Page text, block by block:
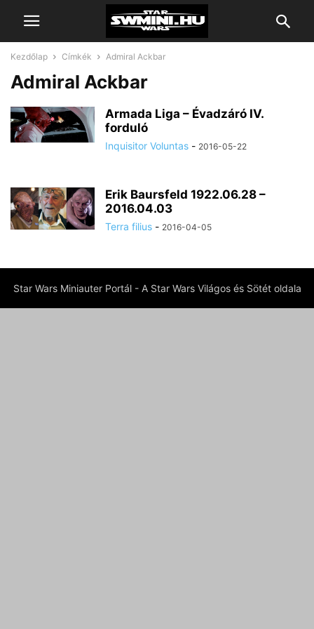
Kezdőlap Címkék Admiral Ackbar
Admiral Ackbar
Armada Liga – Évadzáró IV.
forduló
Inquisitor Voluntas - 2016-05-22
Erik Baursfeld 1922.06.28 –
2016.04.03
Terra filius - 2016-04-05
Star Wars Miniauter Portál - A Star Wars Világos és Sötét oldala